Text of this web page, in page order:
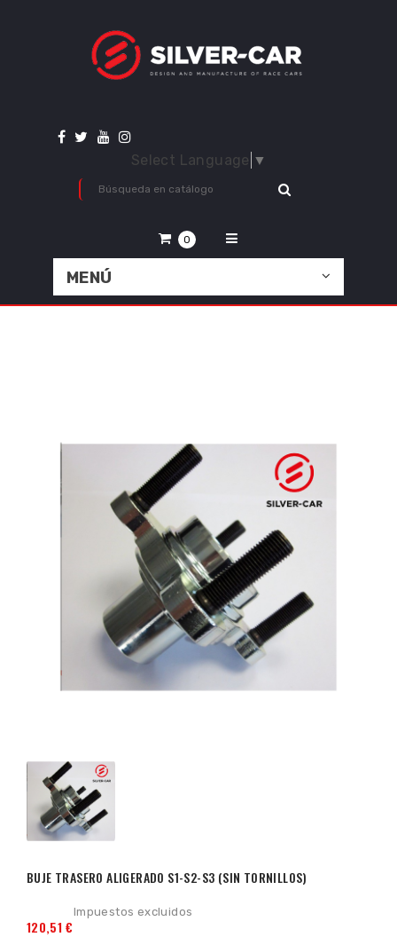
Select Language ▼
0
MENÚ
BUJE TRASERO ALIGERADO S1-S2-S3 (SIN TORNILLOS)
120,51 €
Impuestos excluidos